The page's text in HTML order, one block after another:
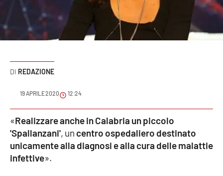
Sanità
Sport
Meteo
Editoriali
REDAZIONE
19 APRILE 2020 12:24
«Realizzare anche in Calabria un piccolo
'Spallanzani', un centro ospedaliero destinato
unicamente alla diagnosi e alla cura delle malattie
infettive».